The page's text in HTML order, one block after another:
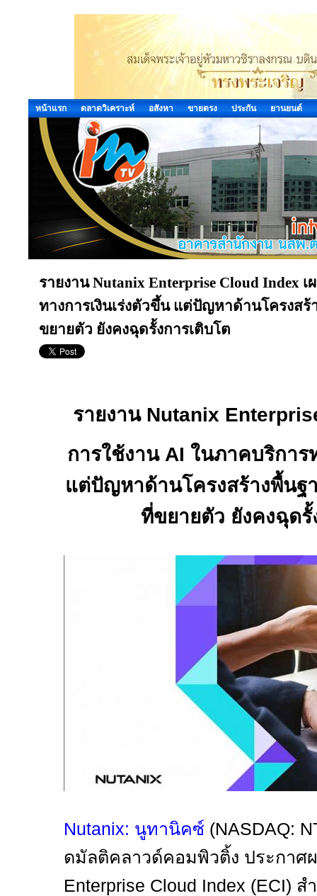
หน้าแรก ตลาดวิเคราะห์ อสังหา ขายตรง ประกัน ยานยนต์
รายงาน Nutanix Enterprise Cloud Index
ทางการเงินเร่งตัวขึ้น แต่ปัญหาด้านโครงส
ขยายตัว ยังคงฉุดรั้งการเติบโต
รายงาน Nutanix
การใช้งาน AI ในภาคบริการ
แต่ปัญหาด้านโครงสร้างพื้นฐ
ที่ขยายตัว ยังคงฉุดรั้
Nutanix: นูทานิคซ์ (NASDAQ:
ดมัลติคลาวด์คอมพิวติ้ง ประกาศ
Enterprise Cloud Index (ECI) ส